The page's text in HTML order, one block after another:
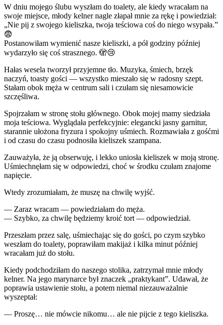
W dniu mojego ślubu wyszłam do toalety, ale kiedy wracałam na
swoje miejsce, młody kelner nagle złapał mnie za rękę i powiedział:
„Nie pij z swojego kieliszka, twoja teściowa coś do niego wsypała.”
😨
Postanowiłam wymienić nasze kieliszki, a pół godziny później
wydarzyło się coś strasznego. 🫣😢
Hałas wesela tworzył przyjemne tło. Muzyka, śmiech, brzęk
naczyń, toasty gości — wszystko mieszało się w radosny szept.
Stałam obok męża w centrum sali i czułam się niesamowicie
szczęśliwa.
Spojrzałam w stronę stołu głównego. Obok mojej mamy siedziała
moja teściowa. Wyglądała perfekcyjnie: elegancki jasny garnitur,
starannie ułożona fryzura i spokojny uśmiech. Rozmawiała z gośćmi
i od czasu do czasu podnosiła kieliszek szampana.
Zauważyła, że ją obserwuję, i lekko uniosła kieliszek w moją stronę.
Uśmiechnęłam się w odpowiedzi, choć w środku czułam znajome
napięcie.
Wtedy zrozumiałam, że muszę na chwilę wyjść.
— Zaraz wracam — powiedziałam do męża.
— Szybko, za chwilę będziemy kroić tort — odpowiedział.
Przeszłam przez salę, uśmiechając się do gości, po czym szybko
weszłam do toalety, poprawiłam makijaż i kilka minut później
wracałam już do stołu.
Kiedy podchodziłam do naszego stolika, zatrzymał mnie młody
kelner. Na jego marynarce był znaczek „praktykant”. Udawał, że
poprawia ustawienie stołu, a potem niemal niezauważalnie
wyszeptał:
— Proszę… nie mówcie nikomu… ale nie pijcie z tego kieliszka.